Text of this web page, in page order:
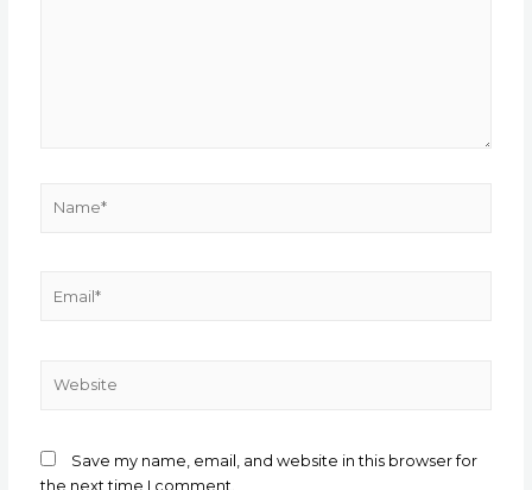
Save my name, email, and website in this browser for
the next time I comment.